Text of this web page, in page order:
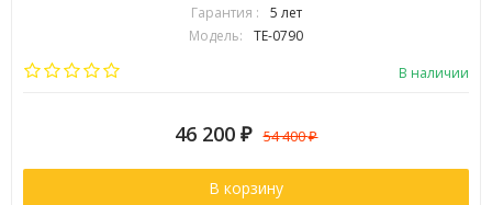
Гарантия :
5 лет
Модель:
TE-0790
В наличии
46 200 ₽ 54 400₽
В корзину